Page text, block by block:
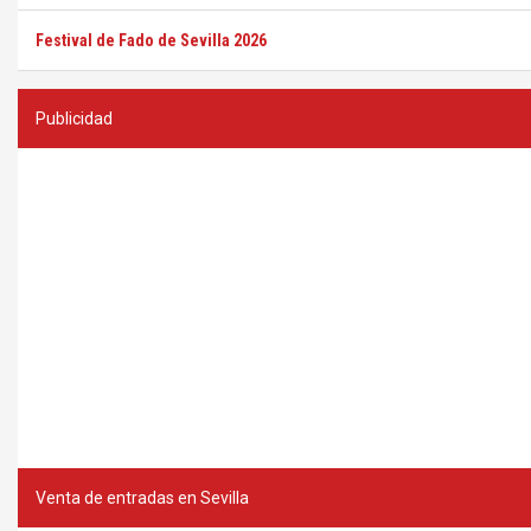
Festival de Fado de Sevilla 2026
Publicidad
Venta de entradas en Sevilla